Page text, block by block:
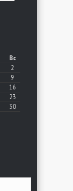
Вс
2
9
16
23
30